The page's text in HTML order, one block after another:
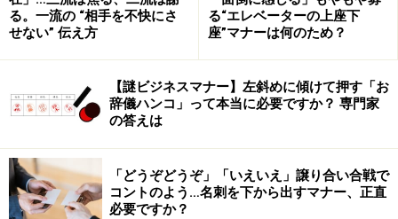
相手のことを気遣って、退職の挨拶メールにはできるだけ早
く返信しましょう。
社内の人からの退職の挨拶メールは、知らない人からも
一斉メールで届くことがあります。
る。一流の “相手を不快にさ
せない” 伝え方
る“エレベーターの上座下
座”マナーは何のため？
【謎ビジネスマナー】左斜めに傾けて押す「お
辞儀ハンコ」って本当に必要ですか？ 専門家
の答えは
「どうぞどうぞ」「いえいえ」譲り合い合戦で
コントのよう…名刺を下から出すマナー、正直
必要ですか？